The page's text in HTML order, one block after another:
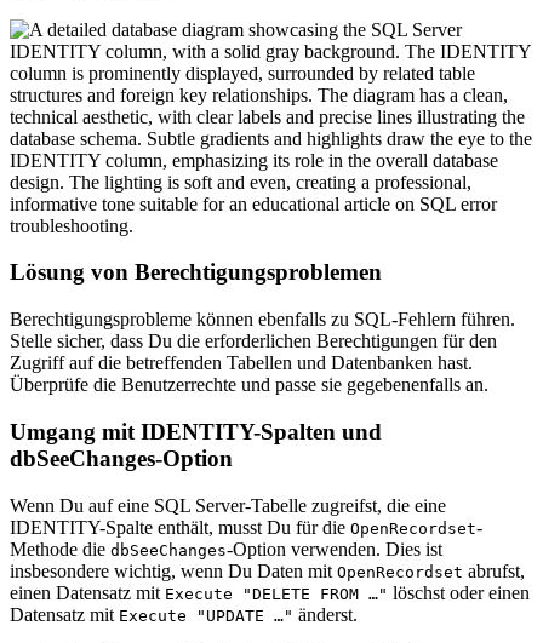
Lösung von Berechtigungsproblemen
Berechtigungsprobleme können ebenfalls zu SQL-Fehlern führen.
Stelle sicher, dass Du die erforderlichen Berechtigungen für den
Zugriff auf die betreffenden Tabellen und Datenbanken hast.
Überprüfe die Benutzerrechte und passe sie gegebenenfalls an.
Umgang mit IDENTITY-Spalten und
dbSeeChanges-Option
Wenn Du auf eine SQL Server-Tabelle zugreifst, die eine
IDENTITY-Spalte enthält, musst Du für die OpenRecordset-
Methode die dbSeeChanges-Option verwenden. Dies ist
insbesondere wichtig, wenn Du Daten mit OpenRecordset abrufst,
einen Datensatz mit Execute "DELETE FROM …" löschst oder einen
Datensatz mit Execute "UPDATE …" änderst.